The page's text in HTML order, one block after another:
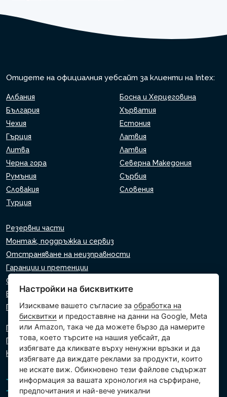
Отидете на официалния уебсайт за клиенти на Intex:
Албания
Босна и Херцеговина
България
Хърватия
Чехия
Естония
Гърция
Латвия
Литва
Латвия
Черна гора
Северна Македония
Румъния
Сърбия
Словакия
Словения
Турция
Резервни части
Монтаж, поддръжка и сервиз
Отстраняване на неизправности
Гаранции и претенции
Списък на търговците на дребно
Виртуален асистент
Пишете ни
Политика за поверителност
Политика за използване на бисквитки
Настройки на бисквитките
Настройки на бисквитките
Изискваме вашето съгласие заобработка на
бисквитки и предоставяне на данни на Google, Meta
или Amazon, така че да можете бързо да намерите
това, което търсите на нашия уебсайт, да
избягвате да кликвате върху ненужни връзки и да
избягвате да виждате реклами за продукти, които
не искате виж. Обикновено тези файлове съдържат
информация за вашата хронология на сърфиране,
предпочитания и най-вече уникални